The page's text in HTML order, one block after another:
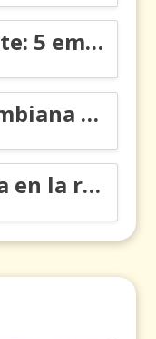
Resiliencia migrante: 5 emociones y cómo gestionarlas
Tatiana Toro: colombiana que cambió la historia de las matemáticas
Ciencia colombiana en la revolución de los órganos en chips